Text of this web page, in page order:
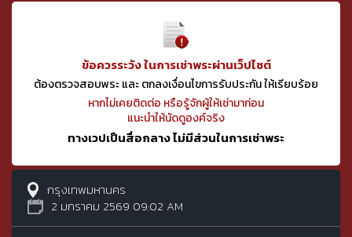
ข้อควรระวัง ในการเช่าพระผ่านเว็ปไซต์
ต้องตรวจสอบพระ และ ตกลงเงื่อนไขการรับประกัน ให้เรียบร้อย
หากไม่เคยติดต่อ หรือรู้จักผู้ให้เช่ามาก่อน
แนะนำให้นัดดูองค์จริง
ทางเวปเป็นสื่อกลาง ไม่มีส่วนในการเช่าพระ
กรุงเทพมหานคร
2 มกราคม 2569 09:02 AM